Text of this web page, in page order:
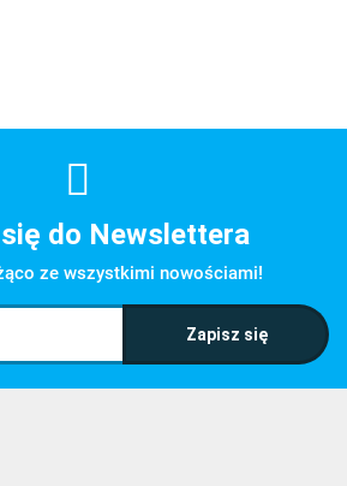
do Newslettera
ze wszystkimi nowościami!